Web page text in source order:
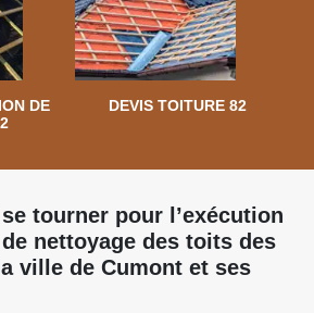
DE
DEVIS TOITURE 82
tourner pour l’exécution
nettoyage des toits des
ville de Cumont et ses